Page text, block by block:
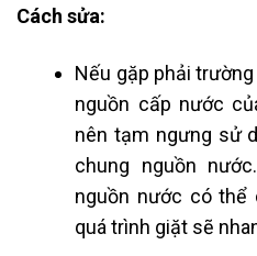
Cách sửa:
Nếu gặp phải
nguồn cấp nước
nên tạm ngưng sử
chung nguồn
nguồn nước có thể
quá trình giặt sẽ